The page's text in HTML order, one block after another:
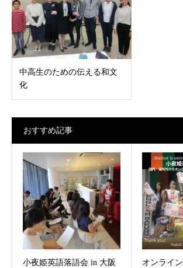
中高生のための伝える和文
化
おすすめ記事
小夜姫英語落語会 in 大阪
オンライ